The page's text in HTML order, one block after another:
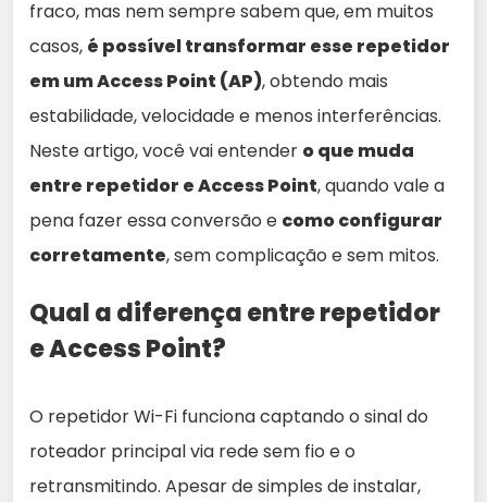
fraco, mas nem sempre sabem que, em muitos
casos, é possível transformar esse repetidor
em um Access Point (AP), obtendo mais
estabilidade, velocidade e menos interferências.
Neste artigo, você vai entender o que muda
entre repetidor e Access Point, quando vale a
pena fazer essa conversão e como configurar
corretamente, sem complicação e sem mitos.
Qual a diferença entre repetidor
e Access Point?
O repetidor Wi-Fi funciona captando o sinal do
roteador principal via rede sem fio e o
retransmitindo. Apesar de simples de instalar,